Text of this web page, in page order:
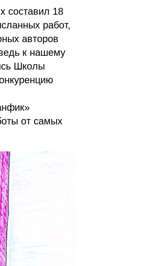
составил 18
работ,
авторов
к нашему
Школы
от самых